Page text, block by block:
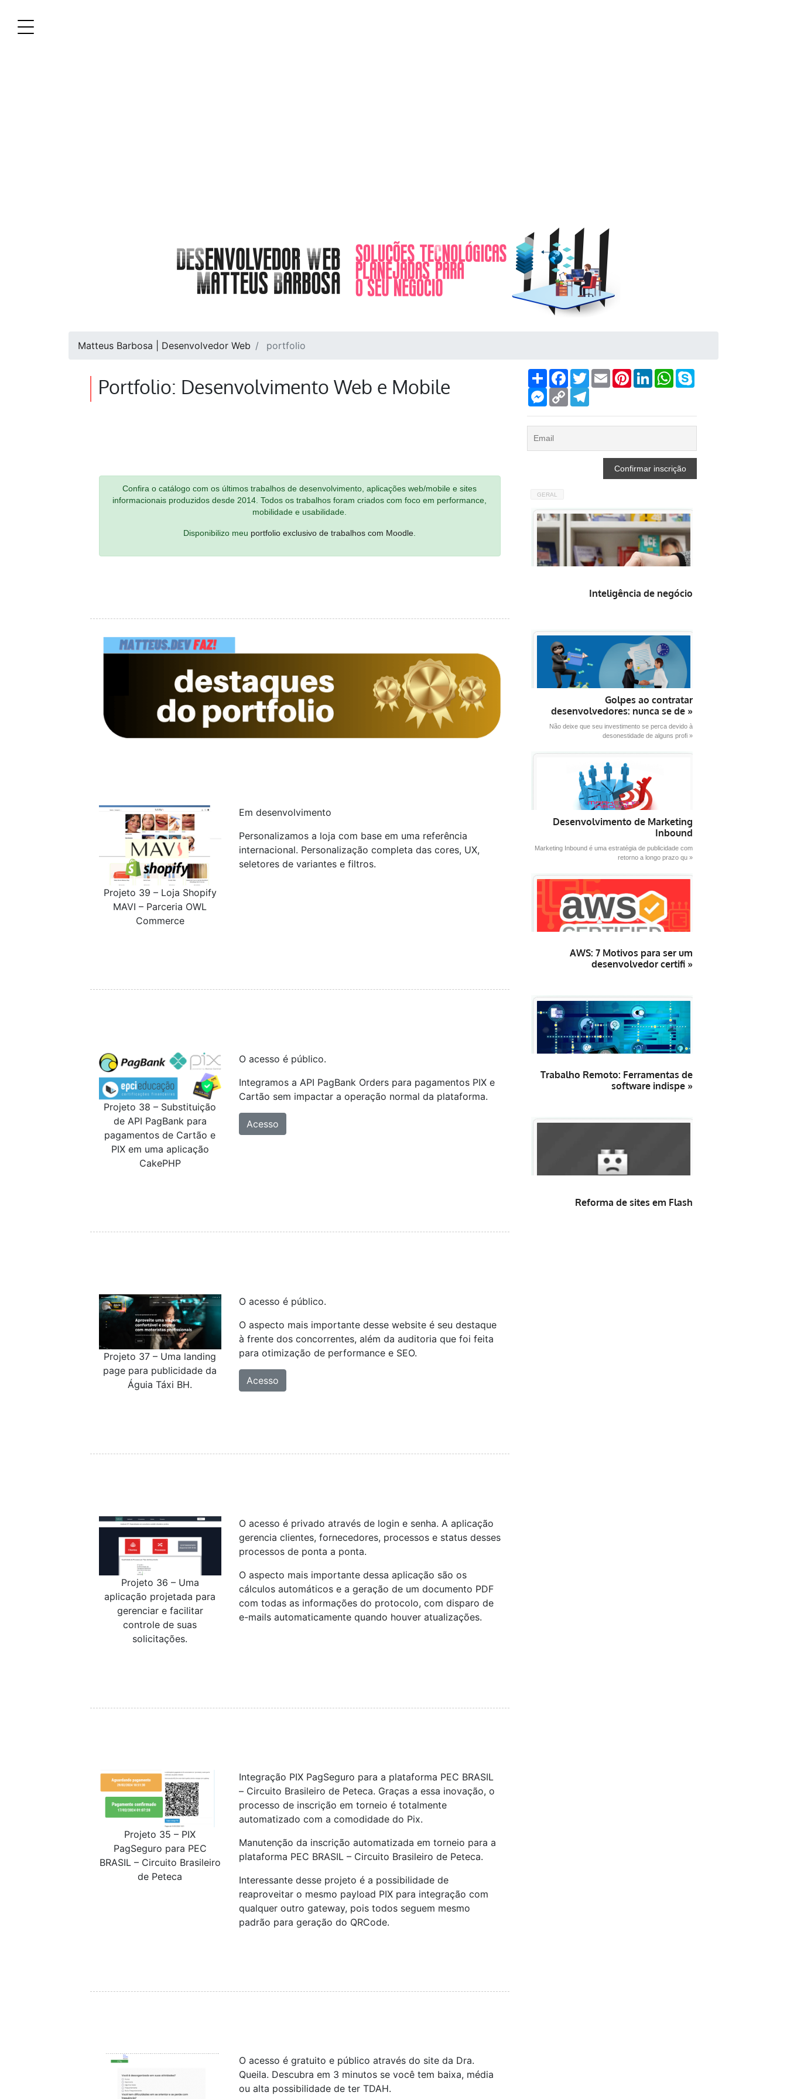
Matteus Barbosa | Desenvolvedor Web portfolio
Portfolio: Desenvolvimento Web e Mobile
Confira o catálogo com os últimos trabalhos de desenvolvimento, aplicações web/mobile e sites
informacionais produzidos desde 2014. Todos os trabalhos foram criados com foco em performance,
mobilidade e usabilidade.
Disponibilizo meu portfolio exclusivo de trabalhos com Moodle
Projeto 39 – Loja Shopify
MAVI – Parceria OWL
Commerce
Em desenvolvimento
Personalizamos a loja com base em uma referência
internacional. Personalização completa das cores, UX,
seletores de variantes e filtros.
Projeto 38 – Substituição
de API PagBank para
pagamentos de Cartão e
PIX em uma aplicação
CakePHP
O acesso é público.
Integramos a API PagBank Orders para pagamentos PIX e
Cartão sem impactar a operação normal da plataforma.
Acesso
Projeto 37 – Uma landing
page para publicidade da
Águia Táxi BH.
O acesso é público.
O aspecto mais importante desse website é seu destaque
à frente dos concorrentes, além da auditoria que foi feita
para otimização de performance e SEO.
Acesso
Projeto 36 – Uma
aplicação projetada para
gerenciar e facilitar
controle de suas
solicitações.
O acesso é privado através de login e senha. A aplicação
gerencia clientes, fornecedores, processos e status desses
processos de ponta a ponta.
O aspecto mais importante dessa aplicação são os
cálculos automáticos e a geração de um documento PDF
com todas as informações do protocolo, com disparo de
e-mails automaticamente quando houver atualizações.
Projeto 35 – PIX
PagSeguro para PEC
BRASIL – Circuito Brasileiro
de Peteca
Integração PIX PagSeguro para a plataforma PEC BRASIL
– Circuito Brasileiro de Peteca. Graças a essa inovação, o
processo de inscrição em torneio é totalmente
automatizado com a comodidade do Pix.
Manutenção da inscrição automatizada em torneio para a
plataforma PEC BRASIL – Circuito Brasileiro de Peteca.
Interessante desse projeto é a possibilidade de
reaproveitar o mesmo payload PIX para integração com
qualquer outro gateway, pois todos seguem mesmo
padrão para geração do QRCode.
O acesso é gratuito e público através do site da Dra.
Queila. Descubra em 3 minutos se você tem baixa, média
ou alta possibilidade de ter TDAH.
Compartilhar
Facebook
TwitterEmailPinterestLinkedInWhatsApp
Messenger
Copy
Link
GERAL
Inteligência de negócio
Golpes ao contratar
desenvolvedores: nunca se de »
Não deixe que seu investimento se perca devido à
desonestidade de alguns profi »
Desenvolvimento de Marketing
Inbound
Marketing Inbound é uma estratégia de publicidade com
retorno a longo prazo qu »
AWS: 7 Motivos para ser um
desenvolvedor certifi »
Trabalho Remoto: Ferramentas de
software indispe »
Reforma de sites em Flash